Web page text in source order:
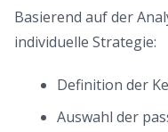
Basierend auf der
individuelle Strategie:
Definition der
Auswahl der